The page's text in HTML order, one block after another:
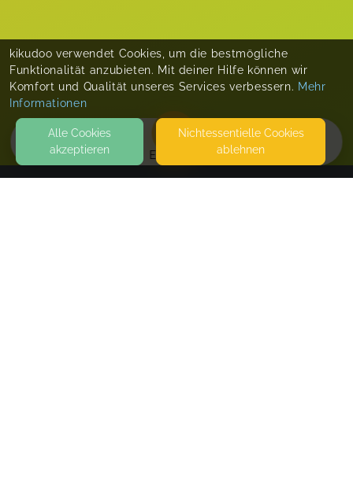
EVENTS
kikudoo verwendet Cookies, um die bestmögliche
Funktionalität anzubieten. Mit deiner Hilfe können wir
Komfort und Qualität unseres Services verbessern. Mehr
Informationen
Alle Cookies
akzeptieren
Nicht­essentielle Cookies
ablehnen